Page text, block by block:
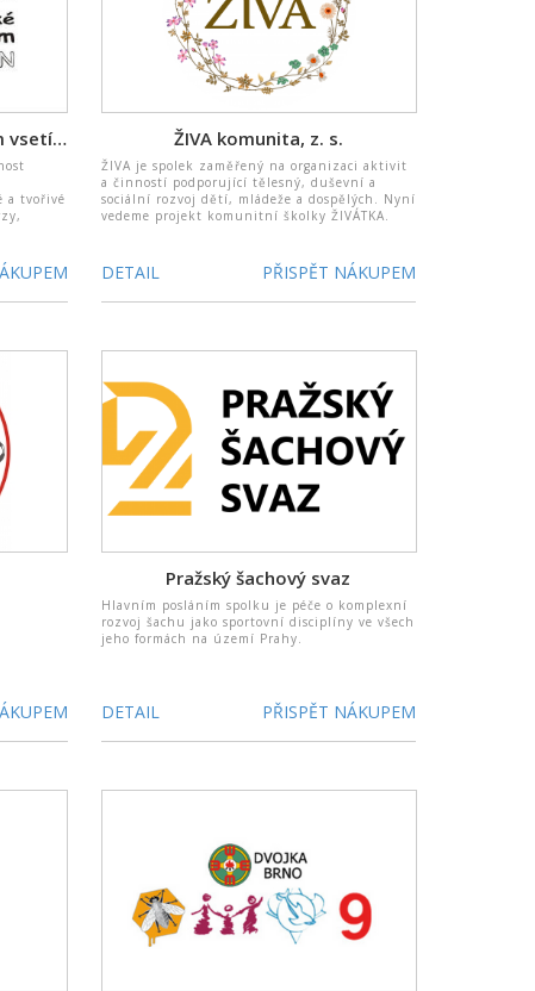
Rodinné a mateřské centrum vsetín, z.s.
a tvořivé
ŽIVA komunita, z. s.
ŽIVA je spolek zaměřený na organizaci aktivit
a činností podporující tělesný, duševní a
sociální rozvoj dětí, mládeže a dospělých. Nyní
vedeme projekt komunitní školky ŽIVÁTKA.
DETAIL PŘISPĚT NÁKUPEM
Pražský šachový svaz
Hlavním posláním spolku je péče o komplexní
rozvoj šachu jako sportovní disciplíny ve všech
jeho formách na území Prahy.
DETAIL PŘISPĚT NÁKUPEM